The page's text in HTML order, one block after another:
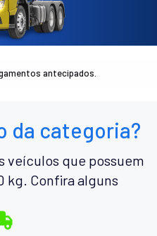
antecipados.
da categoria?
veículos que possuem
kg. Confira alguns